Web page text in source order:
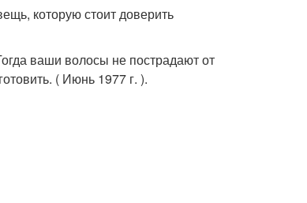
которую стоит доверить
ваши волосы не пострадают от
( Июнь 1977 г. ).